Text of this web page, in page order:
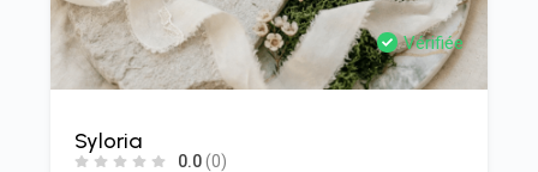
Vérifiée
Syloria
0.0(0)